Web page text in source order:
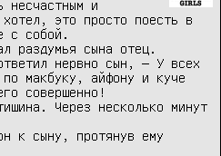
несчастным и
это просто поесть в
с собой.
раздумья сына отец.
нервно сын, — У всех
по макбуку, айфону и куче
совершенно!
Через несколько минут
к сыну, протянув ему